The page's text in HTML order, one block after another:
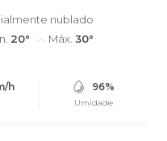
nublado
20° Máx. 30°
h 96%
Umidade